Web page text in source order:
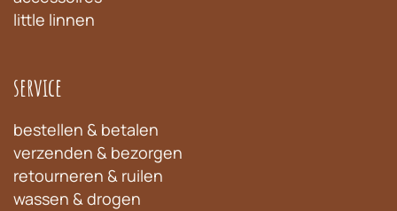
little linnen
service
bestellen & betalen
verzenden & bezorgen
retourneren & ruilen
wassen & drogen